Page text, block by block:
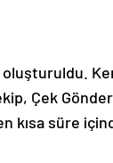
oluşturuldu.
Çek
kısa süre